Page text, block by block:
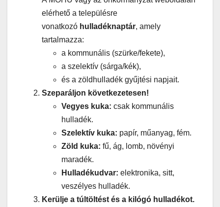
elérhető a településre
vonatkozó hulladéknaptár, amely
tartalmazza:
a kommunális (szürke/fekete),
a szelektív (sárga/kék),
és a zöldhulladék gyűjtési napjait.
Szeparáljon következetesen!
Vegyes kuka: csak kommunális
hulladék.
Szelektív kuka: papír, műanyag, fém.
Zöld kuka: fű, ág, lomb, növényi
maradék.
Hulladékudvar: elektronika, sitt,
veszélyes hulladék.
Kerülje a túltöltést és a kilógó hulladékot.